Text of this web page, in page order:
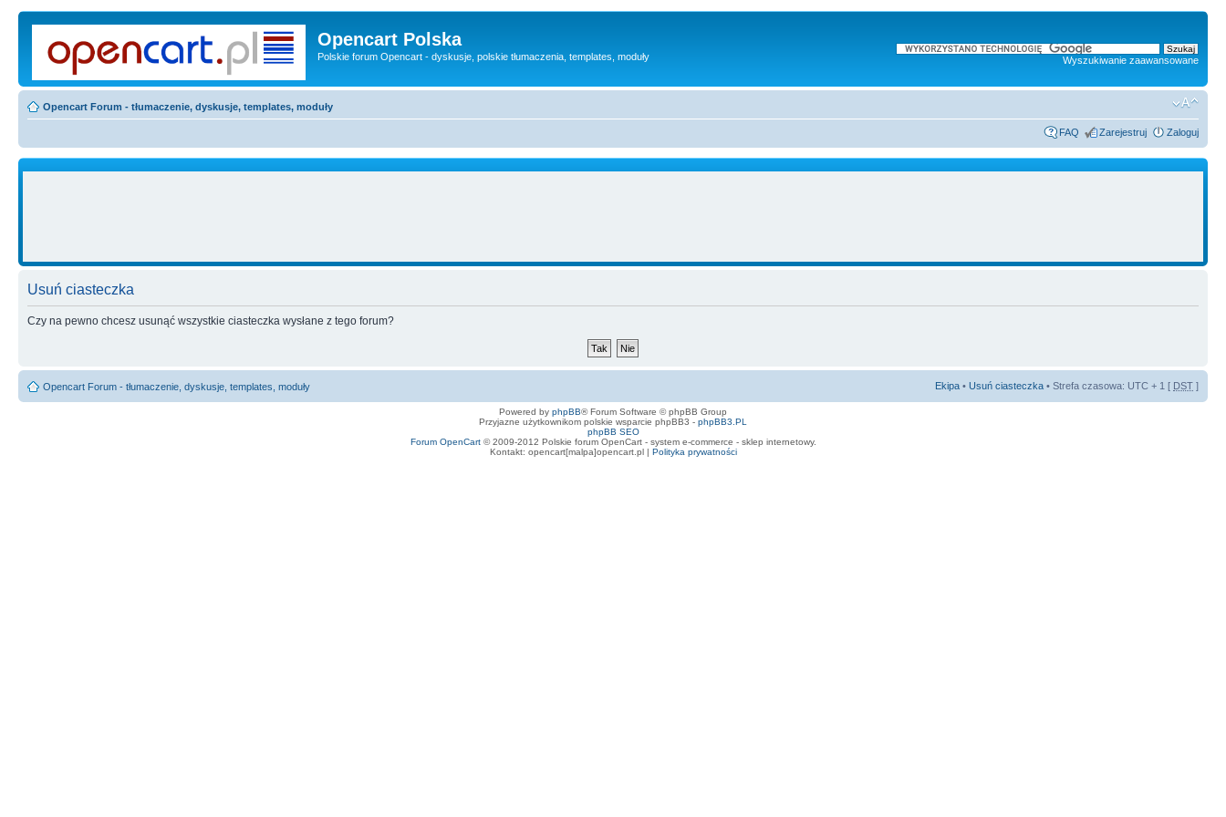
Opencart Polska
Polskie forum Opencart - dyskusje, polskie tłumaczenia, templates, moduły Wyszukiwanie zaawansowane
Opencart Forum - tłumaczenie, dyskusje, templates, moduły
FAQ Zarejestruj Zaloguj
Usuń ciasteczka
Czy na pewno chcesz usunąć wszystkie ciasteczka wysłane z tego forum?
Opencart Forum - tłumaczenie, dyskusje, templates, moduły Ekipa • Usuń ciasteczka • Strefa czasowa: UTC + 1 [ DST ]
Powered by phpBB® Forum Software © phpBB Group
Przyjazne użytkownikom polskie wsparcie phpBB3 - phpBB3.PL
phpBB SEO
Forum OpenCart© 2009-2012 Polskie forum OpenCart - system e-commerce - sklep internetowy.
Kontakt: opencart[malpa]opencart.pl | Polityka prywatności